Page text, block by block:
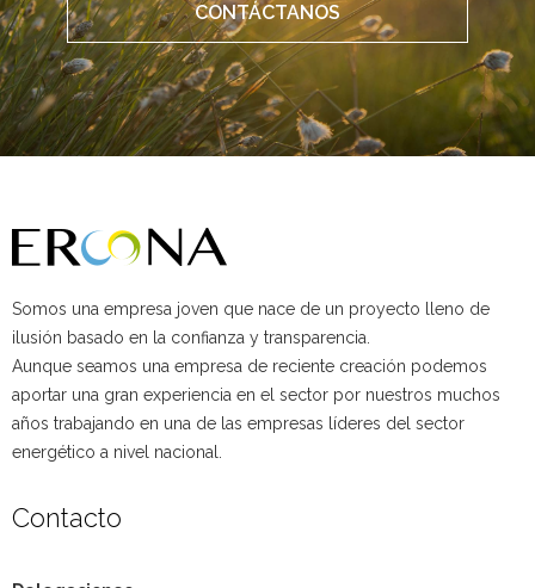
CONTÁCTANOS
Somos una empresa joven que nace de un proyecto lleno de
ilusión basado en la confianza y transparencia.
Aunque seamos una empresa de reciente creación podemos
aportar una gran experiencia en el sector por nuestros muchos
años trabajando en una de las empresas líderes del sector
energético a nivel nacional.
Contacto